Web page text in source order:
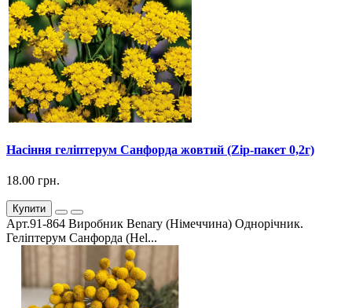
Насіння геліптерум Санфорда жовтий (Zip-пакет 0,2г)
18.00 грн.
Купити
Арт.91-864 Виробник Benary (Німеччина) Однорічник.
Геліптерум Санфорда (Hel...